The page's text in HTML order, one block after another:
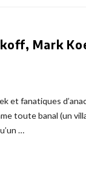
Mark
et fanatiques
toute banal (un
…